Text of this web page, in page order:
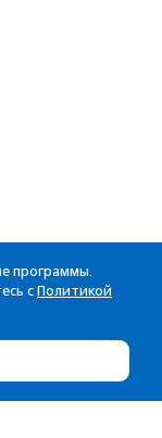
программы.
с Политикой